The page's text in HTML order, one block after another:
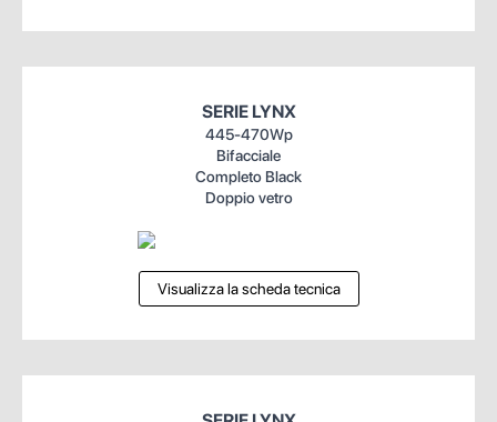
SERIE LYNX
445-470Wp
Bifacciale
Completo Black
Doppio vetro
Visualizza la scheda tecnica